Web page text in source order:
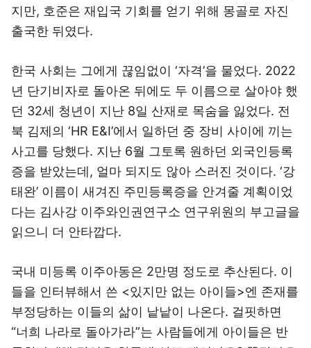
지만, 호준은 재입국 기회를 얻기 위해 몽골로 자진
출국한 뒤였다.
한국 사회는 그에게 끊임없이 ‘자격’을 물었다. 2022
년 단기비자로 돌아온 뒤에도 두 이름으로 살아야 했
던 32세 청년이 지난 8일 산재로 목숨을 잃었다. 전
북 김제의 ‘HR E&I’에서 일하던 중 장비 사이에 끼는
사고를 당했다. 지난 6월 그토록 원하던 외국인등록
증을 받았는데, 얼마 되지도 않아 스러진 것이다. ‘강
태완’ 이름이 새겨진 주민등록증을 안겨줄 계획이었
다는 김사강 이주와인권연구소 연구위원의 부고글을
읽으니 더 안타깝다.
국내 미등록 이주아동은 2만명 정도로 추산된다. 이
들을 인터뷰해서 쓴 <있지만 없는 아이들>엔 존재를
부정당하는 이들의 삶이 낱낱이 나온다. 걸핏하면
“너희 나라로 돌아가라”는 사람들에게 아이들은 반